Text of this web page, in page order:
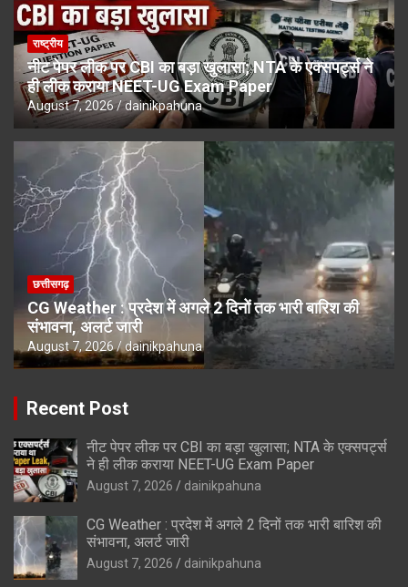
राष्ट्रीय
नीट पेपर लीक पर CBI का बड़ा खुलासा; NTA के एक्सपर्ट्स ने
ही लीक कराया NEET-UG Exam Paper
August 7, 2026 dainikpahuna
छत्तीसगढ़
CG Weather : प्रदेश में अगले 2 दिनों तक भारी बारिश की
संभावना, अलर्ट जारी
August 7, 2026 dainikpahuna
Recent Post
नीट पेपर लीक पर CBI का बड़ा खुलासा; NTA के एक्सपर्ट्स
ने ही लीक कराया NEET-UG Exam Paper
August 7, 2026 dainikpahuna
CG Weather : प्रदेश में अगले 2 दिनों तक भारी बारिश की
संभावना, अलर्ट जारी
August 7, 2026 dainikpahuna